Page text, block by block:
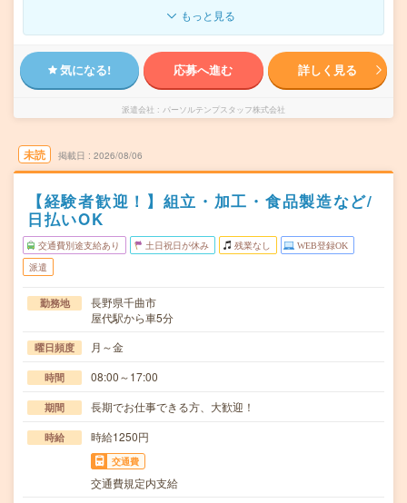
もっと見る
気になる! 応募へ進む 詳しく見る
派遣会社 パーソルテンプスタッフ株式会社
未読 掲載日 2026/08/06
【経験者歓迎！】組立・加工・食品製造など/
日払いOK
交通費別途支給あり 土日祝日が休み 残業なし WEB登録OK
派遣
勤務地
長野県千曲市
屋代駅から車5分
曜日頻度 月～金
時間 08:00～17:00
期間 長期でお仕事できる方、大歓迎！
時給 時給1250円
交通費
交通費規定内支給